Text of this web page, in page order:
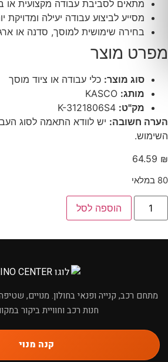
מחפשים מוצר לרכב?
מתאים לסביבת עבודה מקצועית או
מסייע לביצוע עבודה יעילה ומדויקת
בחירה שימושית למוסך, סדנה או
מפרט מוצר
סוג מוצר: כלי עבודה או ציוד מוסך
מותג:
מק"ט:
הערה חשובה: יש לוודא התאמה לסוג
השימוש.
64.59 ₪
80 במלאי
הוספה לסל
מתחם רכב, קנייה ופנאי בחולון. מנויים,
חנות רכב וחוויית ביקור
קנה מנוי